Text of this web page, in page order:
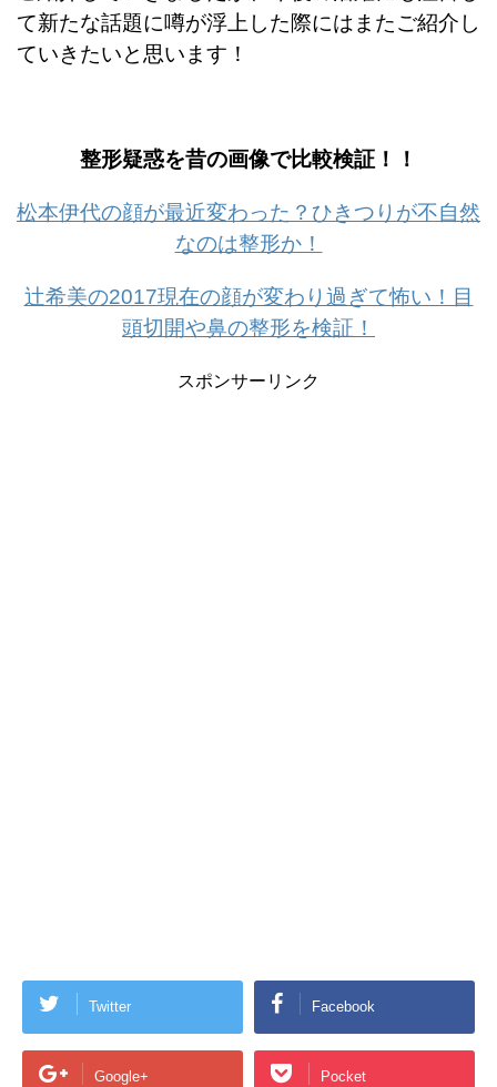
て新たな話題に噂が浮上した際にはまたご紹介し
ていきたいと思います！
整形疑惑を昔の画像で比較検証！！
松本伊代の顔が最近変わった？ひきつりが不自然
なのは整形か！
辻希美の2017現在の顔が変わり過ぎて怖い！目
頭切開や鼻の整形を検証！
スポンサーリンク
Twitter Facebook
Google+ Pocket